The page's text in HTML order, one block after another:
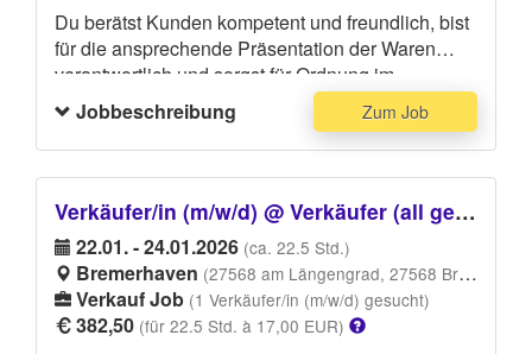
Du berätst Kunden kompetent und freundlich, bist
für die ansprechende Präsentation der Waren
verantwortlich und sorgst für Ordnung im
Verkaufsbereich. Zu deinen Aufgaben gehört
außerdem die Erstellung eines Kurzfeedbacks am
Ende deines Einsatzes.
Jobbeschreibung Zum Job
Verkäufer/in (m/w/d) @ Verkäufer (all genders) - SCHIESSER Bremerhaven
22.01. - 24.01.2026 (ca. 22.5 Std.)
Bremerhaven (27568 am Längengrad, 27568 Bremerhaven)
Verkauf Job (1 Verkäufer/in (m/w/d) gesucht)
382,50 (für 22.5 Std. à 17,00 EUR)